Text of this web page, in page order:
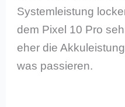
Systemleistung
dem Pixel 10 Pro
eher die
was passieren.